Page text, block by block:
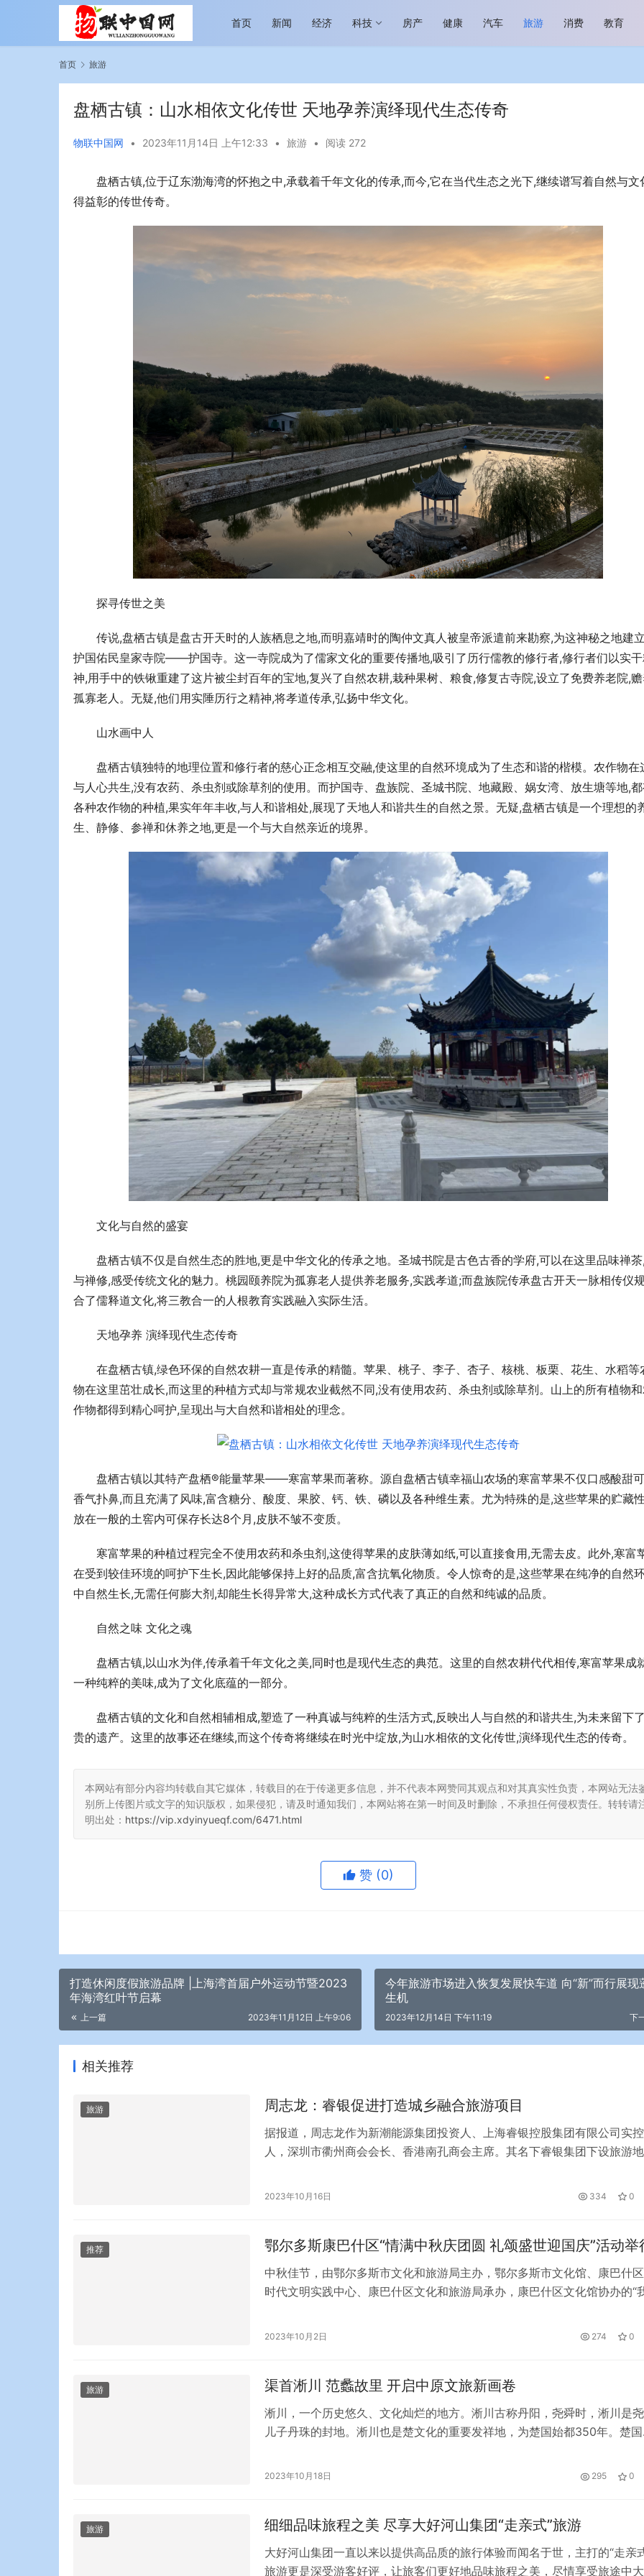
首页 新闻 经济 科技 房产 健康 汽车 旅游 消费 教育
首页 旅游
盘栖古镇：山水相依文化传世 天地孕养演绎现代生态传奇
物联中国网 • 2023年11月14日 上午12:33 • 旅游 • 阅读 272
盘栖古镇,位于辽东渤海湾的怀抱之中,承载着千年文化的传承,而今,它在当代生态之光下,继续谱写着自然与文
得益彰的传世传奇。
探寻传世之美
传说,盘栖古镇是盘古开天时的人族栖息之地,而明嘉靖时的陶仲文真人被皇帝派遣前来勘察,为这神秘之地建
护国佑民皇家寺院——护国寺。这一寺院成为了儒家文化的重要传播地,吸引了历行儒教的修行者,修行者们以实
神,用手中的铁锹重建了这片被尘封百年的宝地,复兴了自然农耕,栽种果树、粮食,修复古寺院,设立了免费养老院,
孤寡老人。无疑,他们用实陲历行之精神,将孝道传承,弘扬中华文化。
山水画中人
盘栖古镇独特的地理位置和修行者的慈心正念相互交融,使这里的自然环境成为了生态和谐的楷模。农作物在
与人心共生,没有农药、杀虫剂或除草剂的使用。而护国寺、盘族院、圣城书院、地藏殿、娲女湾、放生塘等地,
各种农作物的种植,果实年年丰收,与人和谐相处,展现了天地人和谐共生的自然之景。无疑,盘栖古镇是一个理想的
生、静修、参禅和休养之地,更是一个与大自然亲近的境界。
文化与自然的盛宴
盘栖古镇不仅是自然生态的胜地,更是中华文化的传承之地。圣城书院是古色古香的学府,可以在这里品味禅
与禅修,感受传统文化的魅力。桃园颐养院为孤寡老人提供养老服务,实践孝道;而盘族院传承盘古开天一脉相传仪
合了儒释道文化,将三教合一的人根教育实践融入实际生活。
天地孕养 演绎现代生态传奇
在盘栖古镇,绿色环保的自然农耕一直是传承的精髓。苹果、桃子、李子、杏子、核桃、板栗、花生、水稻等
物在这里茁壮成长,而这里的种植方式却与常规农业截然不同,没有使用农药、杀虫剂或除草剂。山上的所有植物
作物都得到精心呵护,呈现出与大自然和谐相处的理念。
盘栖古镇以其特产盘栖®能量苹果——寒富苹果而著称。源自盘栖古镇幸福山农场的寒富苹果不仅口感酸甜
香气扑鼻,而且充满了风味,富含糖分、酸度、果胶、钙、铁、磷以及各种维生素。尤为特殊的是,这些苹果的贮藏
放在一般的土窖内可保存长达8个月,皮肤不皱不变质。
寒富苹果的种植过程完全不使用农药和杀虫剂,这使得苹果的皮肤薄如纸,可以直接食用,无需去皮。此外,寒富
在受到较佳环境的呵护下生长,因此能够保持上好的品质,富含抗氧化物质。令人惊奇的是,这些苹果在纯净的自然
中自然生长,无需任何膨大剂,却能生长得异常大,这种成长方式代表了真正的自然和纯诚的品质。
自然之味 文化之魂
盘栖古镇,以山水为伴,传承着千年文化之美,同时也是现代生态的典范。这里的自然农耕代代相传,寒富苹果成
一种纯粹的美味,成为了文化底蕴的一部分。
盘栖古镇的文化和自然相辅相成,塑造了一种真诚与纯粹的生活方式,反映出人与自然的和谐共生,为未来留下
贵的遗产。这里的故事还在继续,而这个传奇将继续在时光中绽放,为山水相依的文化传世,演绎现代生态的传奇。
本网站有部分内容均转载自其它媒体，转载目的在于传递更多信息，并不代表本网赞同其观点和对其真实性负责，本网站无法
别所上传图片或文字的知识版权，如果侵犯，请及时通知我们，本网站将在第一时间及时删除，不承担任何侵权责任。转转请
明出处： https://vip.xdyinyueqf.com/6471.html
赞 (0)
打造休闲度假旅游品牌 |上海湾首届户外运动节暨2023
年海湾红叶节启幕
上一篇 2023年11月12日 上午9:06
今年旅游市场进入恢复发展快车道 向“新”而行展现
生机
下
2023年12月14日 下午11:19
相关推荐
旅游 周志龙：睿银促进打造城乡融合旅游项目
据报道，周志龙作为新潮能源集团投资人、上海睿银控股集团有限公司实控
人，深圳市衢州商会会长、香港南孔商会主席。其名下睿银集团下设旅游地
资产管理、银行、保险及金融服务等公司。目前，该集团正在等待监管机构
2023年10月16日 334 0
推荐 鄂尔多斯康巴什区“情满中秋庆团圆 礼颂盛世迎国庆”活动举
中秋佳节，由鄂尔多斯市文化和旅游局主办，鄂尔多斯市文化馆、康巴什
时代文明实践中心、康巴什区文化和旅游局承办，康巴什区文化馆协办的“
BOXPARK步行街举行。 皓月当空，又是一年中秋至，星光闪耀，月圆人圆
2023年10月2日 274 0
旅游 渠首淅川 范蠡故里 开启中原文旅新画卷
淅川，一个历史悠久、文化灿烂的地方。淅川古称丹阳，尧舜时，淅川是
儿子丹珠的封地。淅川也是楚文化的重要发祥地，为楚国始都350年。楚国
年，是春秋末期时淅川寺湾镇高湾村人。范蠡是范氏的得姓始祖范武子的玄
2023年10月18日 295 0
旅游 细细品味旅程之美 尽享大好河山集团“走亲式”旅游
大好河山集团一直以来以提供高品质的旅行体验而闻名于世，主打的“走亲
旅游更是深受游客好评，让旅客们更好地品味旅程之美，尽情享受旅途中大
越览山河 纵情逐梦 新帕拉丁听风之旅即日
启程
今年旅游市场进入恢复发展快车道 向“新”而
助力全谷物民族品牌高质量发展 燕